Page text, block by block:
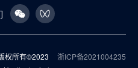
权所有©2023
浙ICP备2021004235